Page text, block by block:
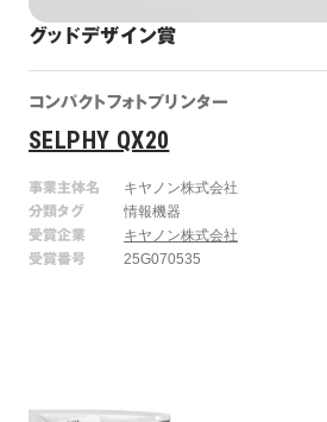
グッドデザイン賞
コンパクトフォトプリンター
SELPHY QX20
事業主体名
キヤノン株式会社
分類タグ
情報機器
受賞企業
キヤノン株式会社
受賞番号
25G070535